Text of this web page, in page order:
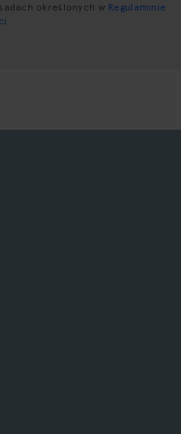
określonych w Regulaminie
.